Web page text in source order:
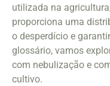
utilizada na
proporciona uma
o desperdício e
glossário, vamos
com nebulização e
cultivo.